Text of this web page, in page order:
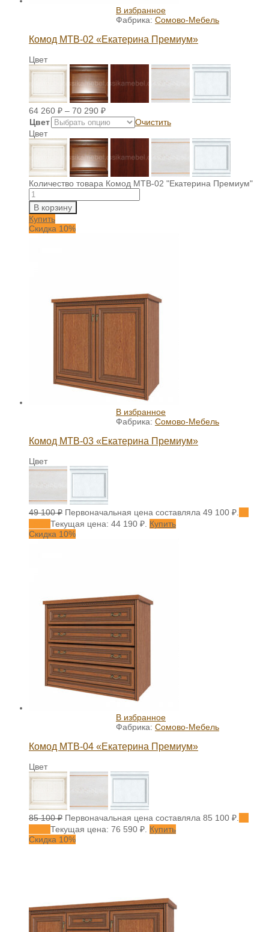
В избранное
Фабрика: Сомово-Мебель
Комод МТВ-02 «Екатерина Премиум»
Цвет
64 260 ₽ – 70 290 ₽
Цвет
Очистить
Цвет
Количество товара Комод МТВ-02 "Екатерина Премиум"
В корзину
Купить
Скидка 10%
В избранное
Фабрика: Сомово-Мебель
Комод МТВ-03 «Екатерина Премиум»
Цвет
49 100₽ Первоначальная цена составляла 49 100 ₽.
Текущая цена: 44 190 ₽. Купить
Скидка 10%
В избранное
Фабрика: Сомово-Мебель
Комод МТВ-04 «Екатерина Премиум»
Цвет
85 100₽ Первоначальная цена составляла 85 100 ₽.
Текущая цена: 76 590 ₽. Купить
Скидка 10%